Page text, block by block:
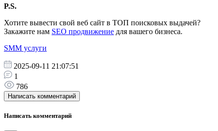
P.S.
Хотите вывести свой веб сайт в ТОП поисковых выдачей?
Закажите нам SEO продвижение для вашего бизнеса.
SMM услуги
2025-09-11 21:07:51
1
786
Написать комментарий
Написать комментарий